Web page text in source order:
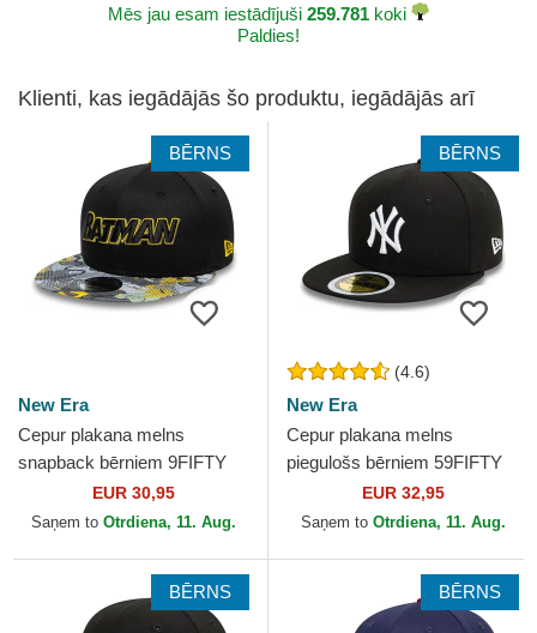
Mēs jau esam iestādījuši 259.781 koki
Paldies!
Klienti, kas iegādājās šo produktu, iegādājās arī
BĒRNS
New Era
Cepur plakana melns
snapback bērniem 9FIFTY
no Batman DC Comics no
New Era
EUR 30,95
Saņem to Otrdiena, 11. Aug.
BĒRNS
(4.6)
New Era
Cepur plakana melns
piegulošs bērniem 59FIFTY
no New York Yankees MLB
no New Era
EUR 32,95
Saņem to Otrdiena, 11. Aug.
BĒRNS BĒRNS